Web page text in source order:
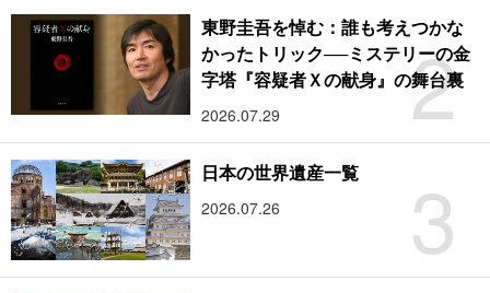
2
東野圭吾を悼む：誰も考えつかな
かったトリック──ミステリーの金
字塔『容疑者Ｘの献身』の舞台裏
2026.07.29
3
日本の世界遺産一覧
2026.07.26